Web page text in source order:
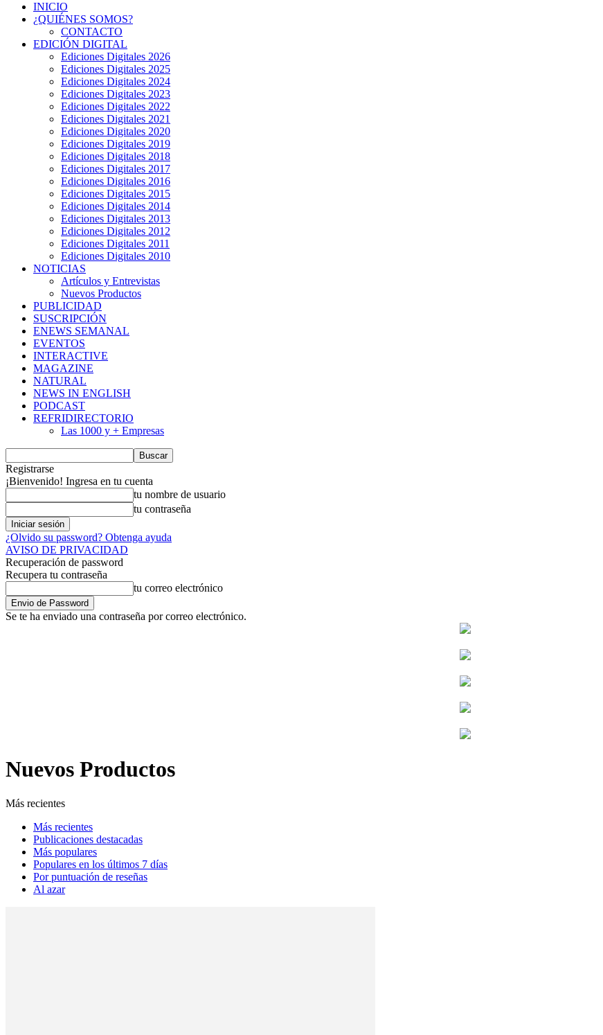
INICIO
¿QUIÉNES SOMOS?
CONTACTO
EDICIÓN DIGITAL
Ediciones Digitales 2026
Ediciones Digitales 2025
Ediciones Digitales 2024
Ediciones Digitales 2023
Ediciones Digitales 2022
Ediciones Digitales 2021
Ediciones Digitales 2020
Ediciones Digitales 2019
Ediciones Digitales 2018
Ediciones Digitales 2017
Ediciones Digitales 2016
Ediciones Digitales 2015
Ediciones Digitales 2014
Ediciones Digitales 2013
Ediciones Digitales 2012
Ediciones Digitales 2011
Ediciones Digitales 2010
NOTICIAS
Artículos y Entrevistas
Nuevos Productos
PUBLICIDAD
SUSCRIPCIÓN
ENEWS SEMANAL
EVENTOS
INTERACTIVE
MAGAZINE
NATURAL
NEWS IN ENGLISH
PODCAST
REFRIDIRECTORIO
Las 1000 y + Empresas
Registrarse
¡Bienvenido! Ingresa en tu cuenta
tu nombre de usuario
tu contraseña
¿Olvido su password? Obtenga ayuda
AVISO DE PRIVACIDAD
Recuperación de password
Recupera tu contraseña
tu correo electrónico
Se te ha enviado una contraseña por correo electrónico.
Nuevos Productos
Más recientes
Más recientes
Publicaciones destacadas
Más populares
Populares en los últimos 7 días
Por puntuación de reseñas
Al azar